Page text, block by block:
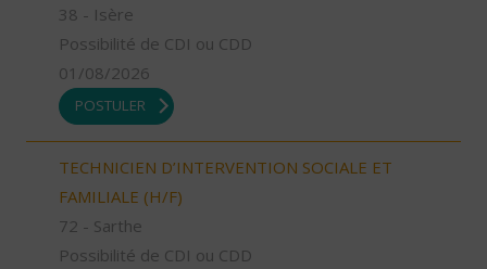
38 - Isère
Possibilité de CDI ou CDD
01/08/2026
POSTULER
TECHNICIEN D’INTERVENTION SOCIALE ET
FAMILIALE (H/F)
72 - Sarthe
Possibilité de CDI ou CDD